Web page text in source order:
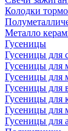
Колодки
Металло
Гусеницы
Гусеницы для
Гусеницы для
Гусеницы для
Гусеницы для
Гусеницы для
Гусеницы для
Гусеницы для